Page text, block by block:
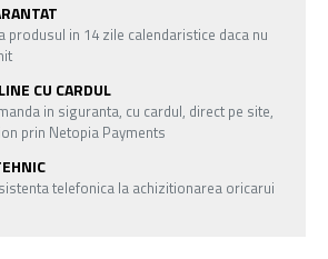
produsul in 14 zile calendaristice daca nu
CU CARDUL
in siguranta, cu cardul, direct pe site,
prin Netopia Payments
telefonica la achizitionarea oricarui